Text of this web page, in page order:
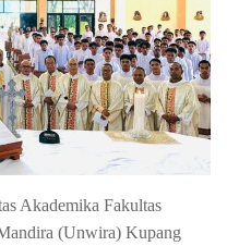
Akademika Fakultas
(Unwira) Kupang